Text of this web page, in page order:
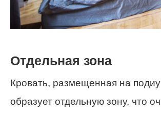
Отдельная зона
Кровать, размещенная на
образует отдельную зону, что